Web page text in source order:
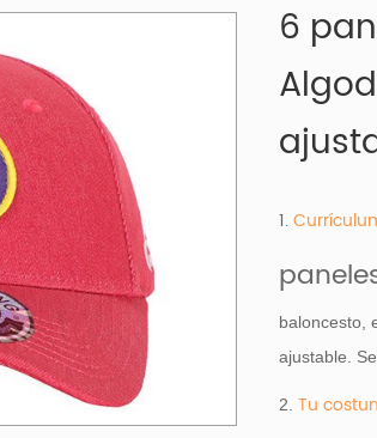
6
1.
baloncesto,
ajustable.
2. Tu